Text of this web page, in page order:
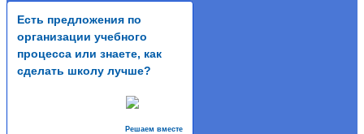
Есть предложения по
организации учебного
процесса или знаете, как
сделать школу лучше?
Решаем вместе